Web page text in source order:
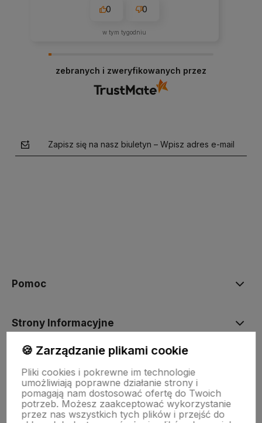
opisów na stronie, rzetelnie.
0 0
w tym tygodniu
zebranych i zweryfikowanych przez
Zapisz się na nasz biuletyn – Wpisz adres e-mail
Pomoc
Strony Informacyjne
O firmie
🍪 Zarządzanie plikami cookie
Pliki cookies i pokrewne im technologie
umożliwiają poprawne działanie strony i
pomagają nam dostosować ofertę do Twoich
potrzeb. Możesz zaakceptować wykorzystanie
przez nas wszystkich tych plików i przejść do